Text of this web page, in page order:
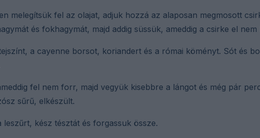
melegítsük fel az olajat, adjuk hozzá az alaposan megmosott
és fokhagymát, majd addig süssük, ameddig a csirke el nem
a cayenne borsot, koriandert és a római köményt. Sót és
fel nem forr, majd vegyük kisebbre a lángot és még pár
sűrű, elkészült.
leszűrt, kész tésztát és forgassuk össze.